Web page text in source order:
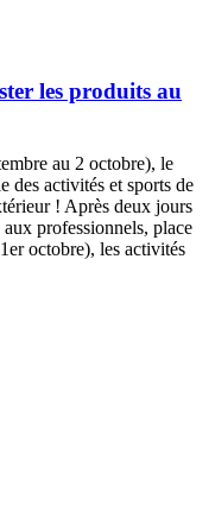
les produits au
au 2 octobre), le
des activités et sports de
! Après deux jours
professionnels, place
octobre), les activités